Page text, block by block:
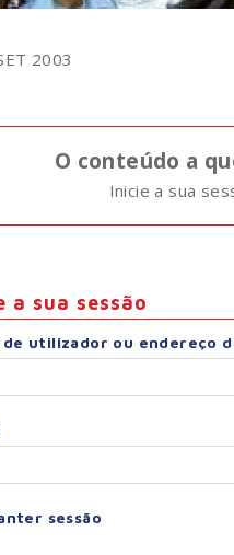
2003
O conteúdo a
Inicie a sua
a sua sessão
de utilizador ou endereço
sessão